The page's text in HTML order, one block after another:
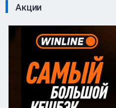
Акции